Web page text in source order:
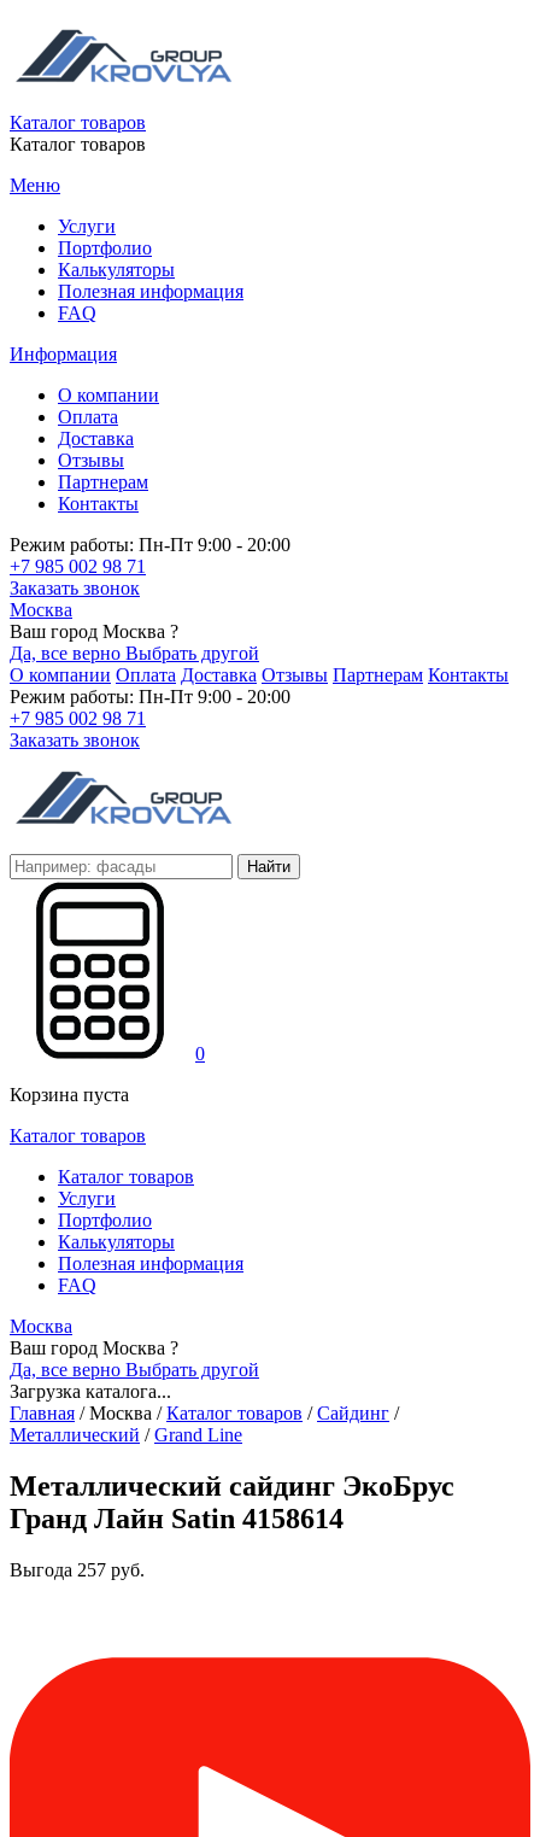
Каталог товаров
Каталог товаров
Меню
Услуги
Портфолио
Калькуляторы
Полезная информация
FAQ
Информация
О компании
Оплата
Доставка
Отзывы
Партнерам
Контакты
Режим работы: Пн-Пт 9:00 - 20:00
+7 985 002 98 71
Заказать звонок
Москва
Ваш город Москва ?
Да, все верно Выбрать другой
О компании Оплата Доставка Отзывы Партнерам Контакты
Режим работы: Пн-Пт 9:00 - 20:00
+7 985 002 98 71
Заказать звонок
Найти
0
Корзина пуста
Каталог товаров
Каталог товаров
Услуги
Портфолио
Калькуляторы
Полезная информация
FAQ
Москва
Ваш город Москва ?
Да, все верно Выбрать другой
Загрузка каталога...
Главная /Москва / Каталог товаров / Сайдинг /
Металлический / Grand Line
Металлический сайдинг ЭкоБрус
Гранд Лайн Satin 4158614
Выгода 257 руб.